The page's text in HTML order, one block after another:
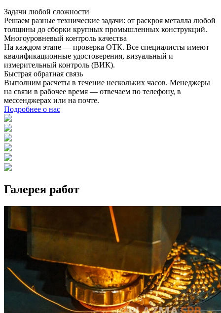
Задачи любой сложности
Решаем разные технические задачи: от раскроя металла любой
толщины до сборки крупных промышленных конструкций.
Многоуровневый контроль качества
На каждом этапе — проверка ОТК. Все специалисты имеют
квалификационные удостоверения, визуальный и
измерительный контроль (ВИК).
Быстрая обратная связь
Выполним расчеты в течение нескольких часов. Менеджеры
на связи в рабочее время — отвечаем по телефону, в
мессенджерах или на почте.
Подробнее о нас
Галерея работ